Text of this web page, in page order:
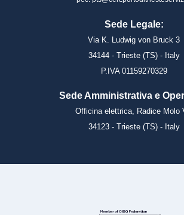
Sede Legale:
Via K. Ludwig von Bruck 3
34144 - Trieste (TS) - Italy
P.IVA 01159270329
Sede Amministrativa e
Officina elettrica, Radice Molo
34123 - Trieste (TS) - Italy